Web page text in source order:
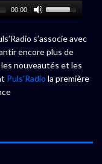
00:00
s’associe avec
encore plus de
nouveautés et les
Puls’Radio la première